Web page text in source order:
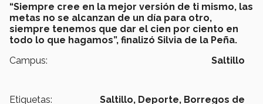
“Siempre cree en la mejor versión de ti mismo, las
metas no se alcanzan de un día para otro,
siempre tenemos que dar el cien por ciento en
todo lo que hagamos”, finalizó Silvia de la Peña.
Campus:
Saltillo
Etiquetas: Saltillo, Deporte, Borregos de